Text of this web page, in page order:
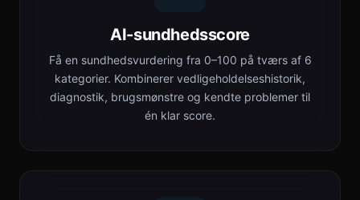
AI-sundhedsscore
Få en sundhedsvurdering fra 0–100 på tværs af 6
kategorier. Kombinerer vedligeholdelseshistorik,
diagnostik, brugsmønstre og kendte problemer til
én klar score.